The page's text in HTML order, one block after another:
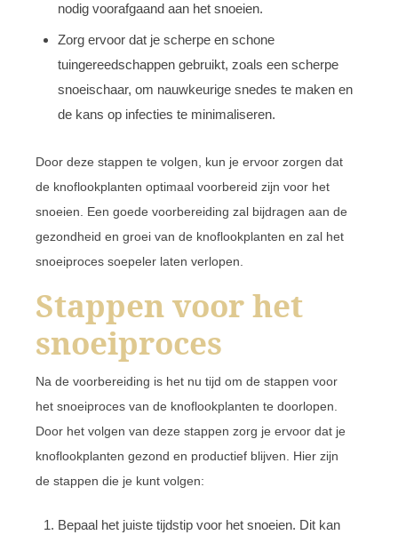
nodig voorafgaand aan het snoeien.
Zorg ervoor dat je scherpe en schone
tuingereedschappen gebruikt, zoals een scherpe
snoeischaar, om nauwkeurige snedes te maken en
de kans op infecties te minimaliseren.
Door deze stappen te volgen, kun je ervoor zorgen dat
de knoflookplanten optimaal voorbereid zijn voor het
snoeien. Een goede voorbereiding zal bijdragen aan de
gezondheid en groei van de knoflookplanten en zal het
snoeiproces soepeler laten verlopen.
Stappen voor het
snoeiproces
Na de voorbereiding is het nu tijd om de stappen voor
het snoeiproces van de knoflookplanten te doorlopen.
Door het volgen van deze stappen zorg je ervoor dat je
knoflookplanten gezond en productief blijven. Hier zijn
de stappen die je kunt volgen:
Bepaal het juiste tijdstip voor het snoeien. Dit kan